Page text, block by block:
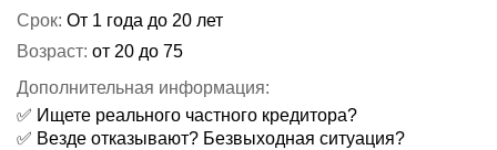
Срок: От 1 года до 20 лет
Возраст: от 20 до 75
Дополнительная информация:
✅ Ищете реального частного кредитора?
✅ Везде отказывают? Безвыходная ситуация?